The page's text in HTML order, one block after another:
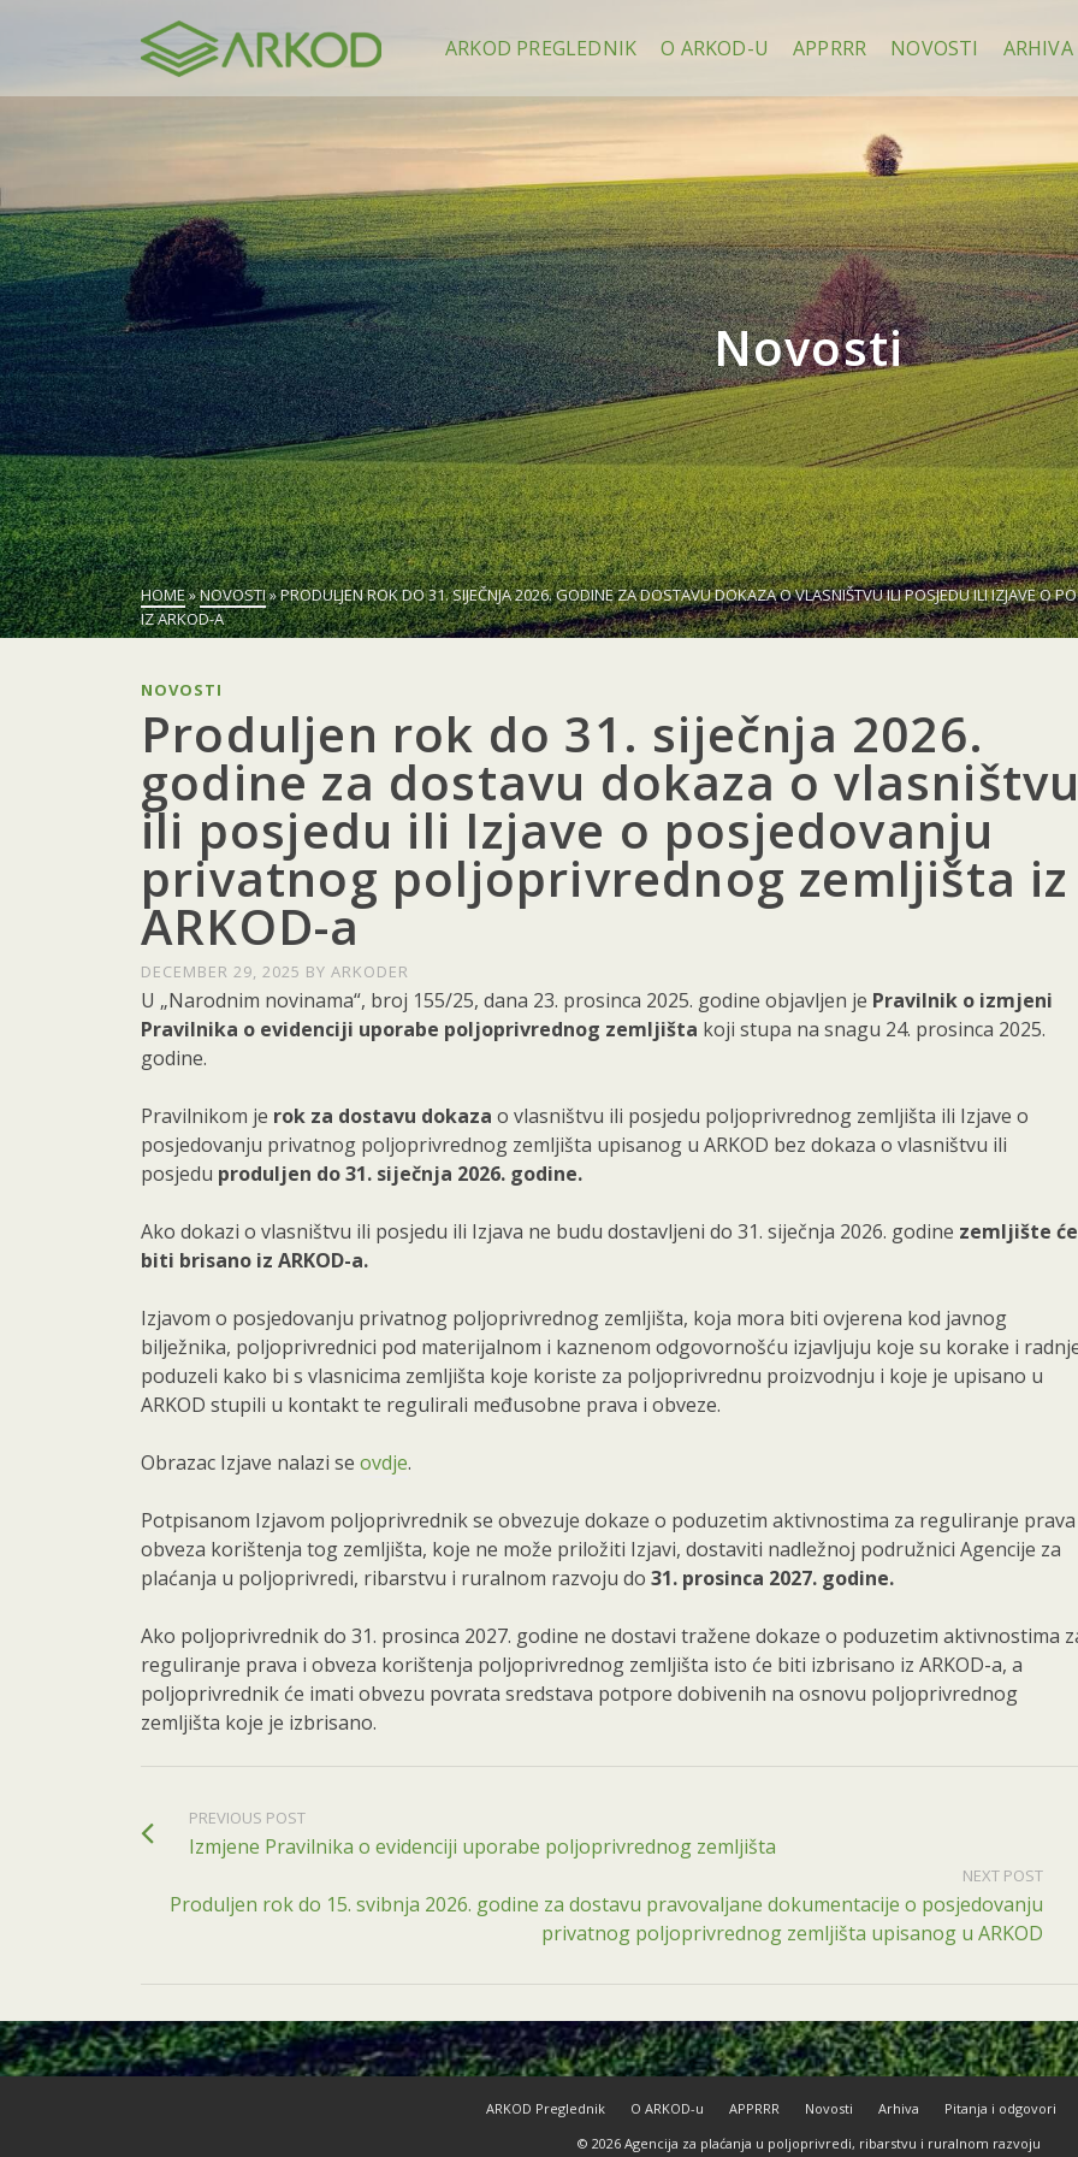
ARKOD PREGLEDNIK
O ARKOD-U APPRRR NOVOSTI ARHIVA
Novosti
HOME»NOVOSTI»PRODULJEN ROK DO 31. SIJEČNJA 2026. GODINE ZA DOSTAVU DOKAZA O VLASNIŠTVU ILI POSJEDU ILI IZJAVE O
IZ ARKOD-A
NOVOSTI
Produljen rok do 31. siječnja 2026.
godine za dostavu dokaza o
ili posjedu ili Izjave o posjedovanju
privatnog poljoprivrednog zemljišta iz
ARKOD-a
DECEMBER 29, 2025 BY ARKODER
U „Narodnim novinama“, broj 155/25, dana 23. prosinca 2025. godine objavljen je Pravilnik o izmjeni
Pravilnika o evidenciji uporabe poljoprivrednog zemljišta koji stupa na snagu 24. prosinca 2025.
godine.
Pravilnikom je rok za dostavu dokaza o vlasništvu ili posjedu poljoprivrednog zemljišta ili Izjave o
posjedovanju privatnog poljoprivrednog zemljišta upisanog u ARKOD bez dokaza o vlasništvu ili
posjedu produljen do 31. siječnja 2026. godine.
Ako dokazi o vlasništvu ili posjedu ili Izjava ne budu dostavljeni do 31. siječnja 2026. godine zemljište će
biti brisano iz ARKOD-a.
Izjavom o posjedovanju privatnog poljoprivrednog zemljišta, koja mora biti ovjerena kod javnog
bilježnika, poljoprivrednici pod materijalnom i kaznenom odgovornošću izjavljuju koje su korake i
poduzeli kako bi s vlasnicima zemljišta koje koriste za poljoprivrednu proizvodnju i koje je upisano u
ARKOD stupili u kontakt te regulirali međusobne prava i obveze.
Obrazac Izjave nalazi se ovdje.
Potpisanom Izjavom poljoprivrednik se obvezuje dokaze o poduzetim aktivnostima za reguliranje
obveza korištenja tog zemljišta, koje ne može priložiti Izjavi, dostaviti nadležnoj podružnici Agencije za
plaćanja u poljoprivredi, ribarstvu i ruralnom razvoju do 31. prosinca 2027. godine.
Ako poljoprivrednik do 31. prosinca 2027. godine ne dostavi tražene dokaze o poduzetim aktivnostima
reguliranje prava i obveza korištenja poljoprivrednog zemljišta isto će biti izbrisano iz ARKOD-a, a
poljoprivrednik će imati obvezu povrata sredstava potpore dobivenih na osnovu poljoprivrednog
zemljišta koje je izbrisano.
PREVIOUS POST
Izmjene Pravilnika o evidenciji uporabe poljoprivrednog zemljišta
NEXT POST
Produljen rok do 15. svibnja 2026. godine za dostavu pravovaljane dokumentacije o posjedovanju
privatnog poljoprivrednog zemljišta upisanog u ARKOD
ARKOD Preglednik O ARKOD-u APPRRR Novosti Arhiva
Pitanja i odgovori
© 2026 Agencija za plaćanja u poljoprivredi, ribarstvu i ruralnom razvoju